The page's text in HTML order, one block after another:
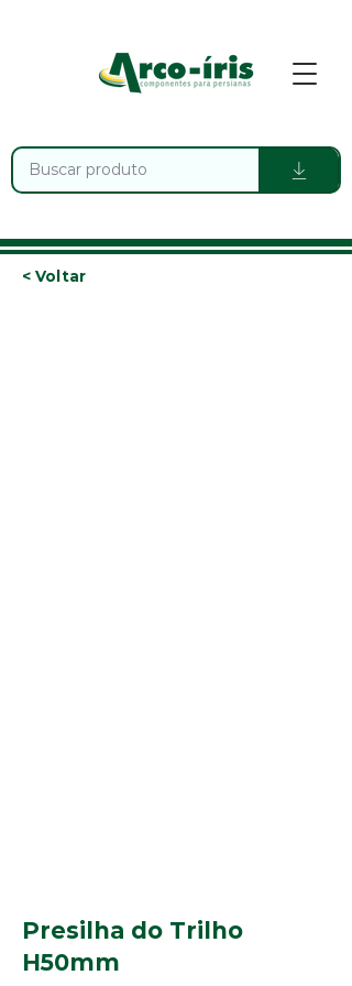
< Voltar
Presilha do Trilho
H50mm